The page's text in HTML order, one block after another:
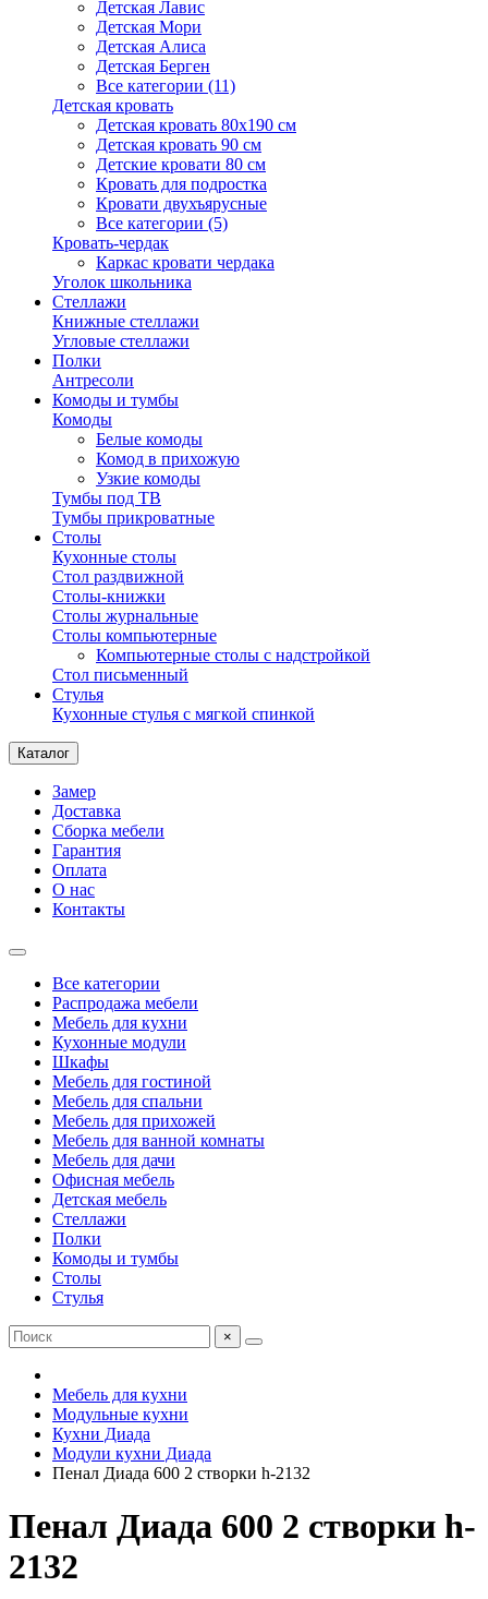
Детская Лавис
Детская Мори
Детская Алиса
Детская Берген
Все категории (11)
Детская кровать
Детская кровать 80х190 см
Детская кровать 90 см
Детские кровати 80 см
Кровать для подростка
Кровати двухъярусные
Все категории (5)
Кровать-чердак
Каркас кровати чердака
Уголок школьника
Стеллажи
Книжные стеллажи
Угловые стеллажи
Полки
Антресоли
Комоды и тумбы
Комоды
Белые комоды
Комод в прихожую
Узкие комоды
Тумбы под ТВ
Тумбы прикроватные
Столы
Кухонные столы
Стол раздвижной
Столы-книжки
Столы журнальные
Столы компьютерные
Компьютерные столы с надстройкой
Стол письменный
Стулья
Кухонные стулья с мягкой спинкой
Каталог
Замер
Доставка
Сборка мебели
Гарантия
Оплата
О нас
Контакты
Все категории
Распродажа мебели
Мебель для кухни
Кухонные модули
Шкафы
Мебель для гостиной
Мебель для спальни
Мебель для прихожей
Мебель для ванной комнаты
Мебель для дачи
Офисная мебель
Детская мебель
Стеллажи
Полки
Комоды и тумбы
Столы
Стулья
×
Мебель для кухни
Модульные кухни
Кухни Диада
Модули кухни Диада
Пенал Диада 600 2 створки h-2132
Пенал Диада 600 2 створки h-
2132